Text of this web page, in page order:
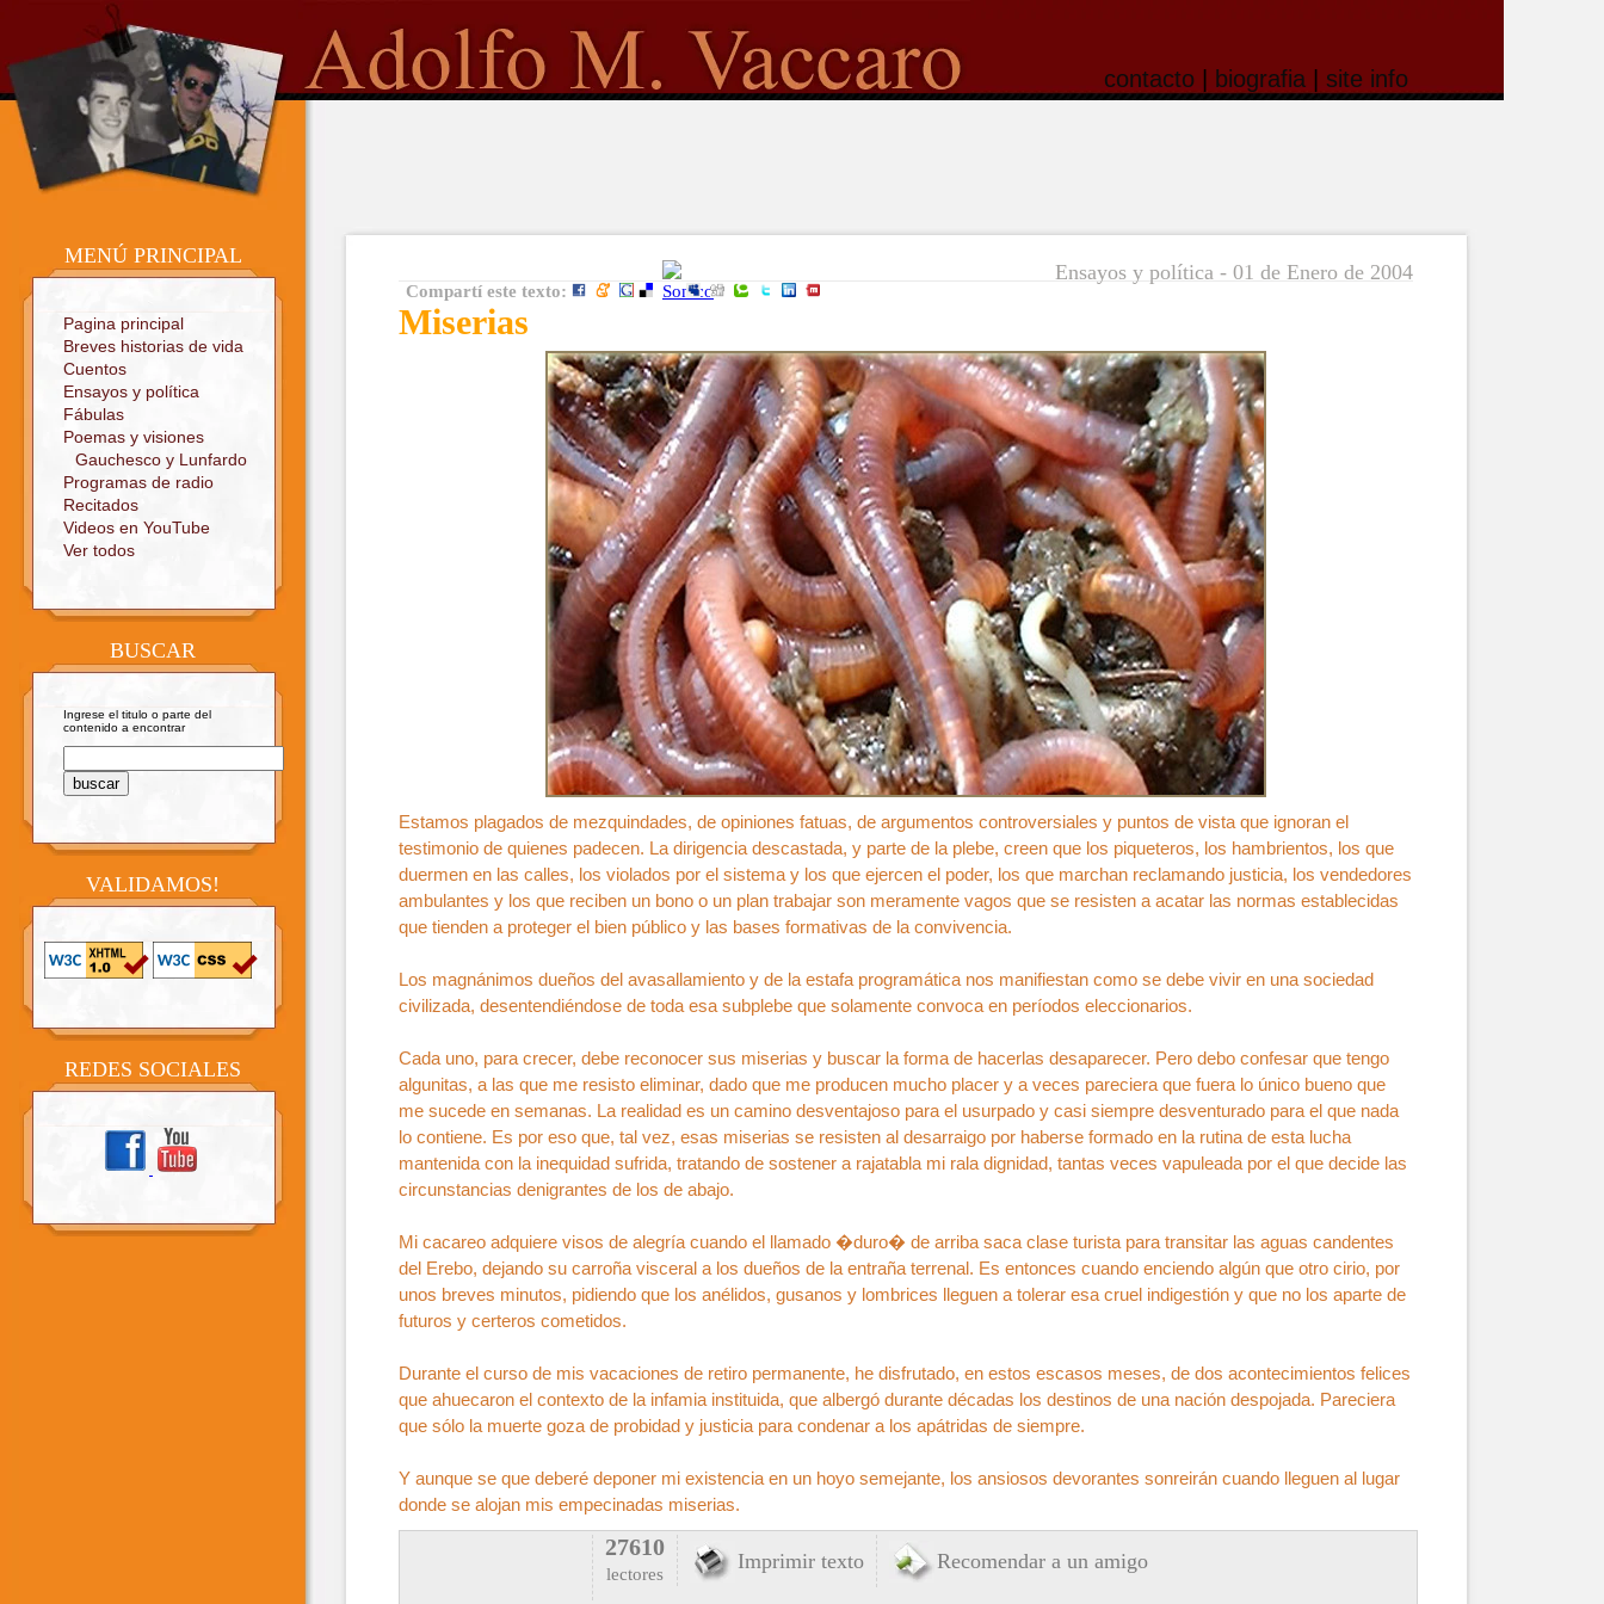
Sitio oficial
contacto biografia site info
MENÚ PRINCIPAL
Pagina principal
Breves historias de vida
Cuentos
Ensayos y política
Fábulas
Poemas y visiones
Gauchesco y Lunfardo
Programas de radio
Recitados
Videos en YouTube
Ver todos
BUSCAR
Ingrese el titulo o parte del
contenido a encontrar
VALIDAMOS!
REDES SOCIALES
Compartí este texto:
Ensayos y política - 01 de Enero de 2004
Miserias
Estamos plagados de mezquindades, de opiniones fatuas, de argumentos controversiales y puntos de vista que ignoran el
testimonio de quienes padecen. La dirigencia descastada, y parte de la plebe, creen que los piqueteros, los hambrientos, los que
duermen en las calles, los violados por el sistema y los que ejercen el poder, los que marchan reclamando justicia, los vendedores
ambulantes y los que reciben un bono o un plan trabajar son meramente vagos que se resisten a acatar las normas establecidas
que tienden a proteger el bien público y las bases formativas de la convivencia.
Los magnánimos dueños del avasallamiento y de la estafa programática nos manifiestan como se debe vivir en una sociedad
civilizada, desentendiéndose de toda esa subplebe que solamente convoca en períodos eleccionarios.
Cada uno, para crecer, debe reconocer sus miserias y buscar la forma de hacerlas desaparecer. Pero debo confesar que tengo
algunitas, a las que me resisto eliminar, dado que me producen mucho placer y a veces pareciera que fuera lo único bueno que
me sucede en semanas. La realidad es un camino desventajoso para el usurpado y casi siempre desventurado para el que nada
lo contiene. Es por eso que, tal vez, esas miserias se resisten al desarraigo por haberse formado en la rutina de esta lucha
mantenida con la inequidad sufrida, tratando de sostener a rajatabla mi rala dignidad, tantas veces vapuleada por el que decide las
circunstancias denigrantes de los de abajo.
Mi cacareo adquiere visos de alegría cuando el llamado �duro� de arriba saca clase turista para transitar las aguas candentes
del Erebo, dejando su carroña visceral a los dueños de la entraña terrenal. Es entonces cuando enciendo algún que otro cirio, por
unos breves minutos, pidiendo que los anélidos, gusanos y lombrices lleguen a tolerar esa cruel indigestión y que no los aparte de
futuros y certeros cometidos.
Durante el curso de mis vacaciones de retiro permanente, he disfrutado, en estos escasos meses, de dos acontecimientos felices
que ahuecaron el contexto de la infamia instituida, que albergó durante décadas los destinos de una nación despojada. Pareciera
que sólo la muerte goza de probidad y justicia para condenar a los apátridas de siempre.
Y aunque se que deberé deponer mi existencia en un hoyo semejante, los ansiosos devorantes sonreirán cuando lleguen al lugar
donde se alojan mis empecinadas miserias.
27610
lectores
Imprimir texto Recomendar a un amigo